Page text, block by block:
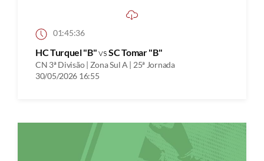
01:45:36
HC Turquel "B"vsSC Tomar "B"
CN 3ª Divisão | Zona Sul A | 25ª Jornada
30/05/2026 16:55